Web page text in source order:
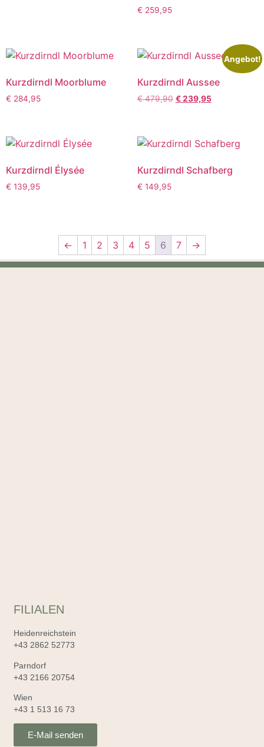
€ 259,95
Kurzdirndl Moorblume
€ 284,95
Angebot!
Kurzdirndl Aussee
€479,90 €239,95
Kurzdirndl Élysée
€ 139,95
Kurzdirndl Schafberg
€ 149,95
← 1 2 3 4 5 6 7 →
FILIALEN
Heidenreichstein
+43 2862 52773
Parndorf
+43 2166 20754
Wien
+43 1 513 16 73
E-Mail senden